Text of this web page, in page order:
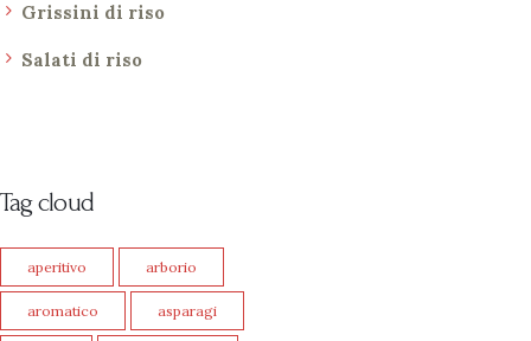
Grissini di riso
Salati di riso
Tag cloud
aperitivo arborio
aromatico asparagi